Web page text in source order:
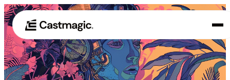
01 Producto